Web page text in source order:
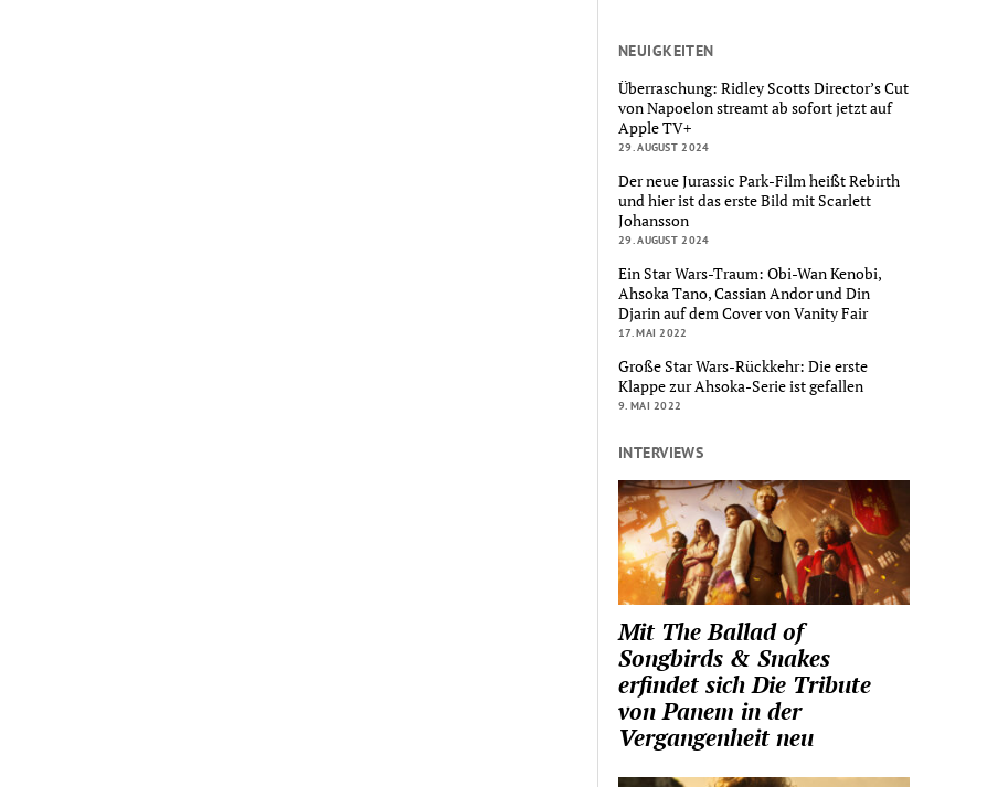
NEUIGKEITEN
Überraschung: Ridley Scotts Director’s Cut
von Napoelon streamt ab sofort jetzt auf
Apple TV+
29. AUGUST 2024
Der neue Jurassic Park-Film heißt Rebirth
und hier ist das erste Bild mit Scarlett
Johansson
29. AUGUST 2024
Ein Star Wars-Traum: Obi-Wan Kenobi,
Ahsoka Tano, Cassian Andor und Din
Djarin auf dem Cover von Vanity Fair
17. MAI 2022
Große Star Wars-Rückkehr: Die erste
Klappe zur Ahsoka-Serie ist gefallen
9. MAI 2022
INTERVIEWS
Mit The Ballad of
Songbirds & Snakes
erfindet sich Die Tribute
von Panem in der
Vergangenheit neu